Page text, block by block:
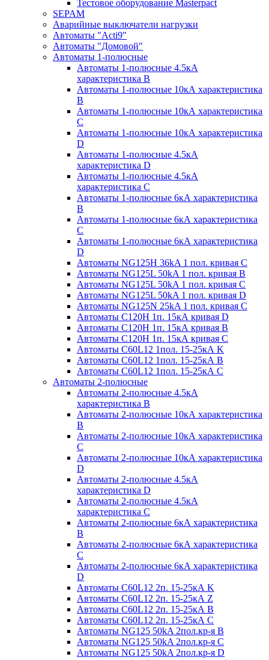
Тестовое оборудование Masterpact
SEPAM
Аварийные выключатели нагрузки
Автоматы "Acti9"
Автоматы "Домовой"
Автоматы 1-полюсные
Автоматы 1-полюсные 4.5кА
характеристика В
Автоматы 1-полюсные 10кА характеристика
B
Автоматы 1-полюсные 10кА характеристика
C
Автоматы 1-полюсные 10кА характеристика
D
Автоматы 1-полюсные 4.5кА
характеристика D
Автоматы 1-полюсные 4.5кА
характеристика С
Автоматы 1-полюсные 6кА характеристика
B
Автоматы 1-полюсные 6кА характеристика
C
Автоматы 1-полюсные 6кА характеристика
D
Автоматы NG125H 36kA 1 пол. кривая C
Автоматы NG125L 50kA 1 пол. кривая B
Автоматы NG125L 50kA 1 пол. кривая C
Автоматы NG125L 50kA 1 пол. кривая D
Автоматы NG125N 25kA 1 пол. кривая C
Автоматы С120H 1п. 15кА кривая D
Автоматы С120H 1п. 15кА кривая В
Автоматы С120H 1п. 15кА кривая С
Автоматы С60L12 1пол. 15-25кА K
Автоматы С60L12 1пол. 15-25кА В
Автоматы С60L12 1пол. 15-25кА С
Автоматы 2-полюсные
Автоматы 2-полюсные 4.5кА
характеристика В
Автоматы 2-полюсные 10кА характеристика
B
Автоматы 2-полюсные 10кА характеристика
C
Автоматы 2-полюсные 10кА характеристика
D
Автоматы 2-полюсные 4.5кА
характеристика D
Автоматы 2-полюсные 4.5кА
характеристика С
Автоматы 2-полюсные 6кА характеристика
B
Автоматы 2-полюсные 6кА характеристика
C
Автоматы 2-полюсные 6кА характеристика
D
Автоматы C60L12 2п. 15-25кА K
Автоматы C60L12 2п. 15-25кА Z
Автоматы C60L12 2п. 15-25кА B
Автоматы C60L12 2п. 15-25кА C
Автоматы NG125 50kA 2пол.кр-я B
Автоматы NG125 50kA 2пол.кр-я C
Автоматы NG125 50kA 2пол.кр-я D